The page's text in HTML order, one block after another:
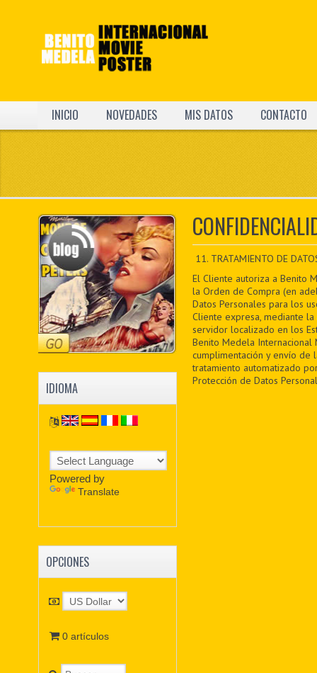
INICIO NOVEDADES MIS DATOS CONTACTO
11. TRATAMIENTO DE
El Cliente autoriza a Benito
la Orden de Compra (en
Datos Personales para los
Cliente expresa, mediante
servidor localizado en los
Benito Medela Internacional
cumplimentación y envío de
tratamiento automatizado
Protección de Datos
IDIOMA
Powered by
Translate
OPCIONES
0 artículos